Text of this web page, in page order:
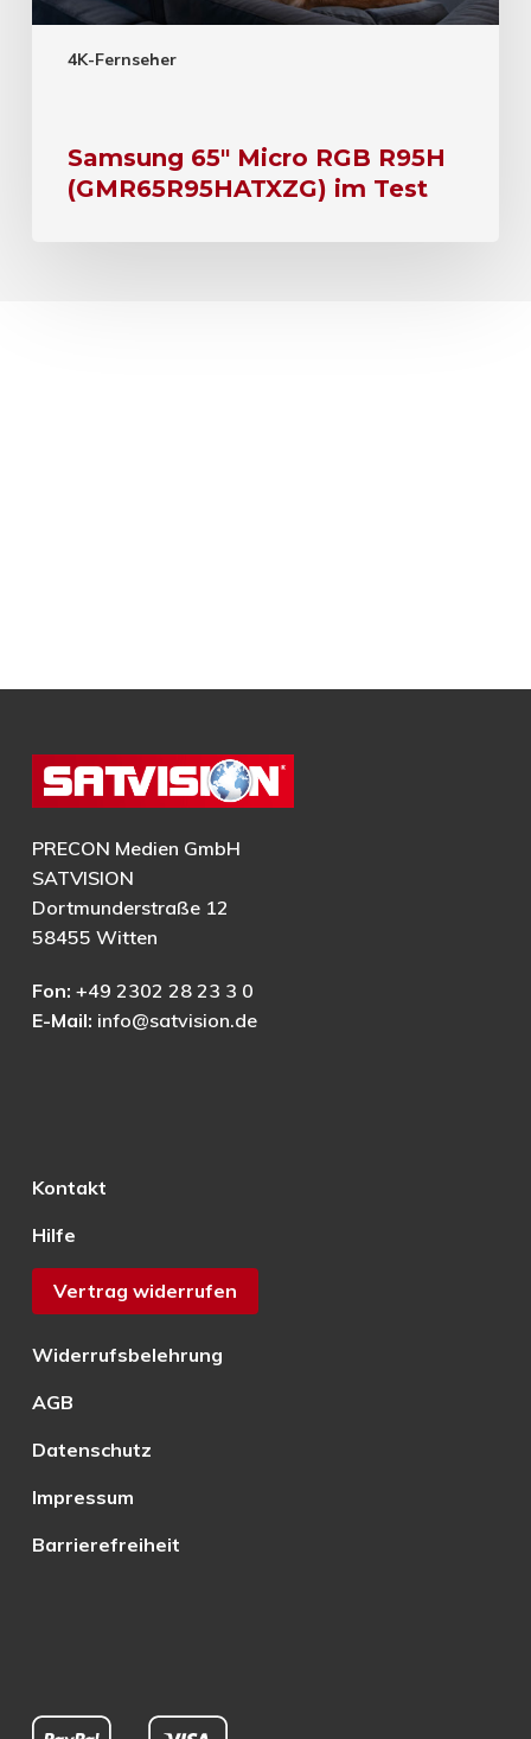
4K-Fernseher
Samsung 65″ Micro RGB R95H
(GMR65R95HATXZG) im Test
PRECON Medien GmbH
SATVISION
Dortmunderstraße 12
58455 Witten
Fon: +49 2302 28 23 3 0
E-Mail: info@satvision.de
Kontakt
Hilfe
Vertrag widerrufen
Widerrufsbelehrung
AGB
Datenschutz
Impressum
Barrierefreiheit